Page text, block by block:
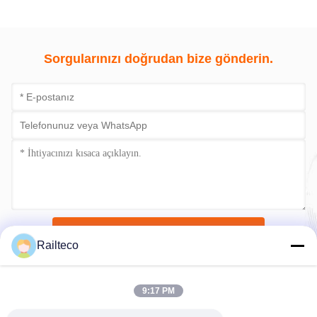
Sorgularınızı doğrudan bize gönderin.
Railteco
9:17 PM